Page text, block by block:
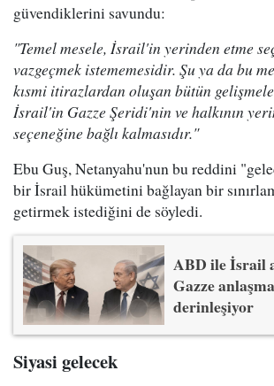
güvendiklerini savundu:
"Temel mesele, İsrail'in yerinden etme
vazgeçmek istememesidir. Şu ya da bu
kısmi itirazlardan oluşan bütün
İsrail'in Gazze Şeridi'nin ve halkının
seçeneğine bağlı kalmasıdır."
Ebu Guş, Netanyahu'nun bu reddini
bir İsrail hükümetini bağlayan bir
getirmek istediğini de söyledi.
ABD ile İsrail
Gazze
derinleşiyor
Siyasi gelecek